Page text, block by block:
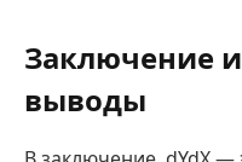
Заключение
выводы